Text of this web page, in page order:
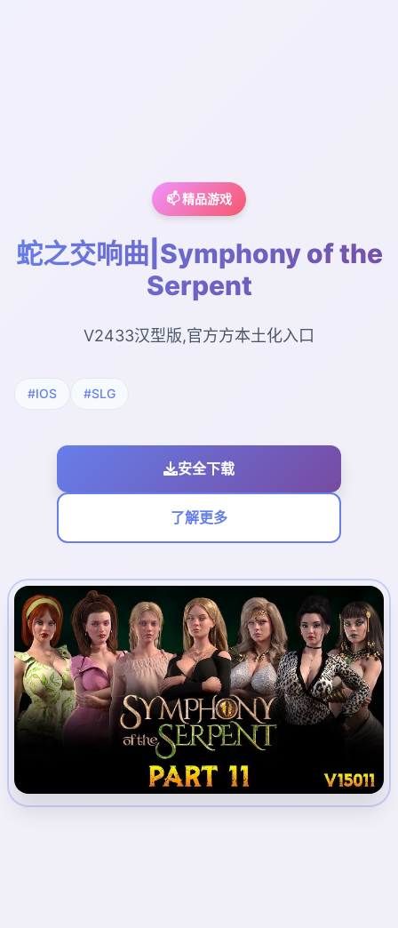
📫 精品游戏
蛇之交响曲|Symphony of the
Serpent
V2433汉型版,官方方本土化入口
#IOS #SLG
安全下载
了解更多